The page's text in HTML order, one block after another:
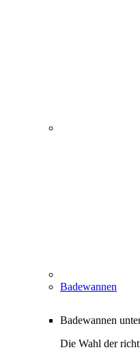
Badewannen
Badewannen
Die Wahl der